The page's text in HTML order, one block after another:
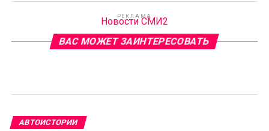
РЕКЛАМА
Новости СМИ2
ВАС МОЖЕТ ЗАИНТЕРЕСОВАТЬ
АВТОИСТОРИИ